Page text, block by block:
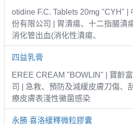
otidine F.C. Tablets 20mg "CYH" |
份有限公司 | 胃潰瘍、十二指腸潰
消化管出血(消化性潰瘍、
四益乳膏
EREE CREAM "BOWLIN" | 寶齡
司 | 急救、預防及減緩皮膚刀傷、
療皮膚表淺性黴菌感染
永勝 喜洛緩釋微粒膠囊